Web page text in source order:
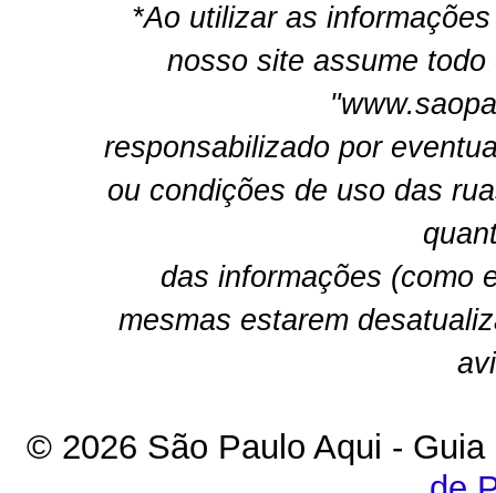
*Ao utilizar as
nosso site assume
responsabilizado por
ou condições de uso das
das informações (como
mesmas estarem
© 2026 São Paulo Aqui -